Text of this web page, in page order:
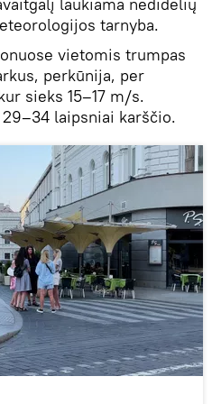
tarnyba.
vietomis trumpas
perkūnija, per
sieks 15–17 m/s.
laipsniai karščio.